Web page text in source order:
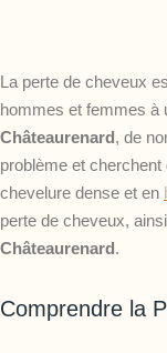
La perte de cheveux
hommes et femmes à
Châteaurenard, de
problème et
chevelure dense et en
perte de cheveux,
Châteaurenard.
Comprendre la